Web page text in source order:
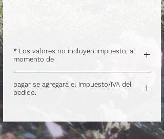
* Los valores no incluyen impuesto, al
momento de
pagar se agregará el impuesto/IVA del
pedido.